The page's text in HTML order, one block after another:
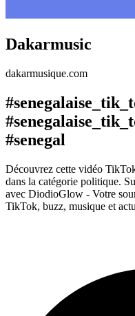
Dakarmusic
dakarmusique.com
#senegal
Découvrez cette vidéo
dans la catégorie politique.
avec DiodioGlow - Votre
TikTok, buzz, musique et